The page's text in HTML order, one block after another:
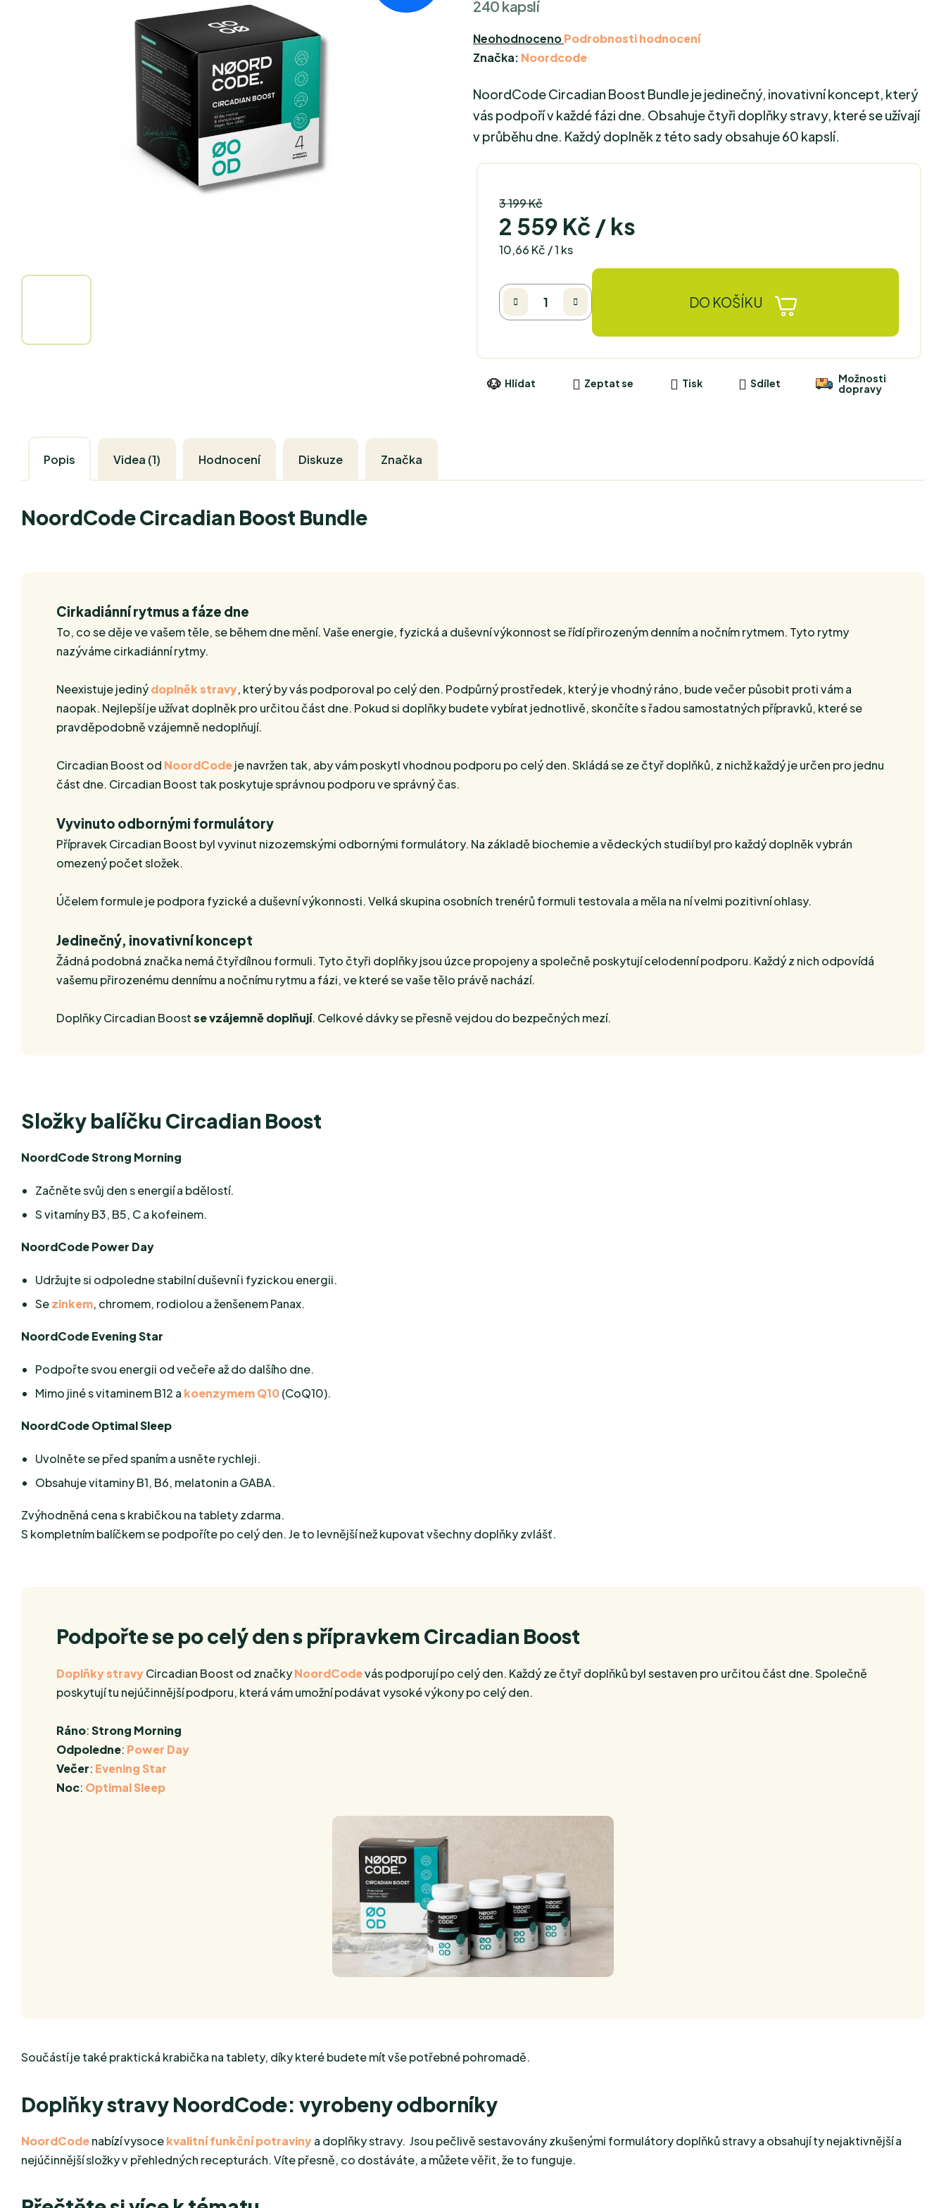
240 kapslí
Průměrné
hodnocení
je
0,0
z
hvězdiček.
NeohodnocenoPodrobnosti hodnocení
Značka: Noordcode
NoordCode Circadian Boost Bundle je jedinečný, inovativní koncept, který
vás podpoří v každé fázi dne. Obsahuje čtyři doplňky stravy, které se užívají
v průběhu dne. Každý doplněk z této sady obsahuje 60 kapslí.
3 199 Kč
2 559 Kč / ks
Měrná cena:
10,66 Kč / 1 ks
DO KOŠÍKU
Tisk
Zeptat se
Hlídat Sdílet
Možnosti
dopravy
Popis Videa (1) Hodnocení Diskuze Značka
NoordCode Circadian Boost Bundle
Cirkadiánní rytmus a fáze dne
To, co se děje ve vašem těle, se během dne mění. Vaše energie, fyzická a duševní výkonnost se řídí přirozeným denním a nočním rytmem. Tyto rytmy
nazýváme cirkadiánní rytmy.
Neexistuje jedinýdoplněk stravy, který by vás podporoval po celý den. Podpůrný prostředek, který je vhodný ráno, bude večer působit proti vám a
naopak. Nejlepší je užívat doplněk pro určitou část dne. Pokud si doplňky budete vybírat jednotlivě, skončíte s řadou samostatných přípravků, které se
pravděpodobně vzájemně nedoplňují.
Circadian Boost od NoordCodeje navržen tak, aby vám poskytl vhodnou podporu po celý den. Skládá se ze čtyř doplňků, z nichž každý je určen pro jednu
část dne. Circadian Boost tak poskytuje správnou podporu ve správný čas.
Vyvinuto odbornými formulátory
Přípravek Circadian Boost byl vyvinut nizozemskými odbornými formulátory. Na základě biochemie a vědeckých studií byl pro každý doplněk vybrán
omezený počet složek.
Účelem formule je podpora fyzické a duševní výkonnosti. Velká skupina osobních trenérů formuli testovala a měla na ní velmi pozitivní ohlasy.
Jedinečný, inovativní koncept
Žádná podobná značka nemá čtyřdílnou formuli. Tyto čtyři doplňky jsou úzce propojeny a společně poskytují celodenní podporu. Každý z nich odpovídá
vašemu přirozenému dennímu a nočnímu rytmu a fázi, ve které se vaše tělo právě nachází.
Doplňky Circadian Boostse vzájemně doplňují. Celkové dávky se přesně vejdou do bezpečných mezí.
Složky balíčku Circadian Boost
NoordCode Strong Morning
Začněte svůj den s energií a bdělostí.
S vitamíny B3, B5, C a kofeinem.
NoordCode Power Day
Udržujte si odpoledne stabilní duševní i fyzickou energii.
Sezinkem, chromem, rodiolou a ženšenem Panax.
NoordCode Evening Star
Podpořte svou energii od večeře až do dalšího dne.
Mimo jiné s vitaminem B12 a koenzymem Q10(CoQ10).
NoordCode Optimal Sleep
Uvolněte se před spaním a usněte rychleji.
Obsahuje vitaminy B1, B6, melatonin a GABA.
Zvýhodněná cena s krabičkou na tablety zdarma.
S kompletním balíčkem se podpoříte po celý den. Je to levnější než kupovat všechny doplňky zvlášť.
Podpořte se po celý den s přípravkem Circadian Boost
Doplňky stravyCircadian Boost od značkyNoordCodevás podporují po celý den. Každý ze čtyř doplňků byl sestaven pro určitou část dne. Společně
poskytují tu nejúčinnější podporu, která vám umožní podávat vysoké výkony po celý den.
Ráno:Strong Morning
Odpoledne: Power Day
Večer: Evening Star
Noc: Optimal Sleep
Součástí je také praktická krabička na tablety, díky které budete mít vše potřebné pohromadě.
Doplňky stravy NoordCode: vyrobeny odborníky
NoordCodenabízí vysocekvalitní funkční potravinya doplňky stravy. Jsou pečlivě sestavovány zkušenými formulátory doplňků stravy a obsahují ty nejaktivnější a
nejúčinnější složky v přehledných recepturách. Víte přesně, co dostáváte, a můžete věřit, že to funguje.